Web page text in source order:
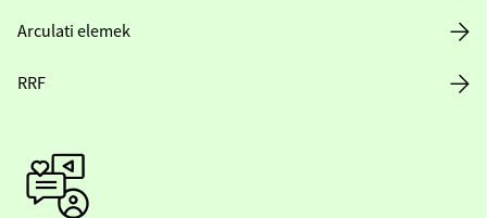
Arculati elemek
RRF